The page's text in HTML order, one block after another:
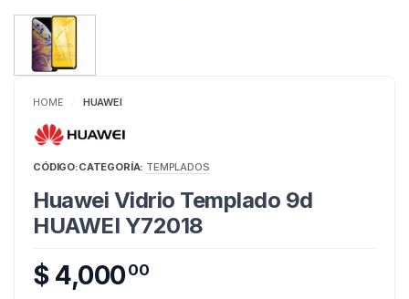
HOME HUAWEI
CÓDIGO:CATEGORÍA: TEMPLADOS
Huawei Vidrio Templado 9d
HUAWEI Y72018
$ 4,00000